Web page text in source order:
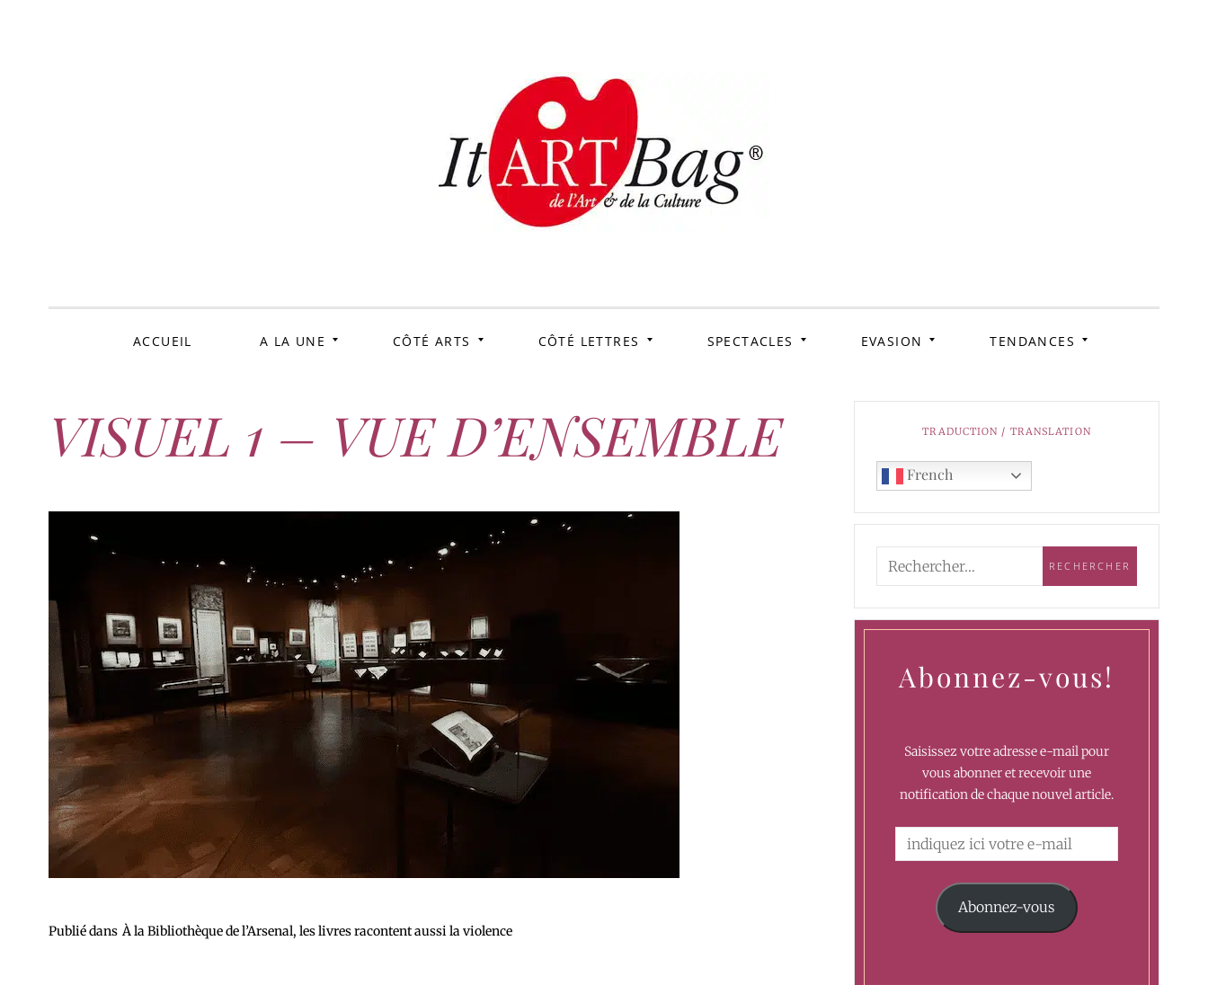
ItArtBag
ACCUEIL A LA UNE CÔTÉ ARTS CÔTÉ LETTRES SPECTACLES EVASION TENDANCES
VISUEL 1 – VUE D’ENSEMBLE
Publié dans À la Bibliothèque de l’Arsenal, les livres racontent aussi la violence
TRADUCTION / TRANSLATION
French
Abonnez-vous!
Saisissez votre adresse e-mail pour
vous abonner et recevoir une
notification de chaque nouvel article.
Abonnez-vous